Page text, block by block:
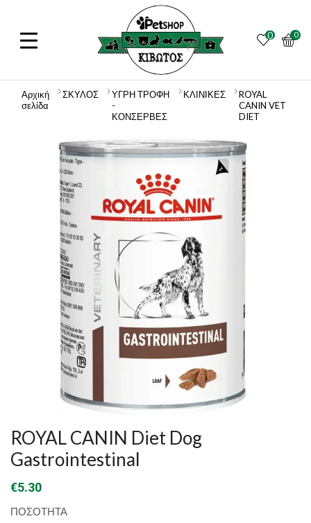
0 0
Αρχική
σελίδα
ΣΚΥΛΟΣ
ΥΓΡΗ ΤΡΟΦΗ
-
ΚΟΝΣΕΡΒΕΣ
ΚΛΙΝΙΚΕΣ
ROYAL
CANIN VET
DIET
ROYAL CANIN Diet Dog
Gastrointestinal
€5.30
ΠΟΣΟΤΗΤΑ